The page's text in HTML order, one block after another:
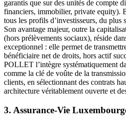
garantis que sur des unités de compte
financiers, immobilier, private equity).
tous les profils d’investisseurs, du plus
Son avantage majeur, outre la
(hors prélèvements sociaux), réside
exceptionnel : elle permet de
bénéficiaire net de droits, hors actif
POLLET l’intègre systématiquement
comme la clé de voûte de la
clients, en sélectionnant des contrats
architecture véritablement ouverte et
3. Assurance-Vie